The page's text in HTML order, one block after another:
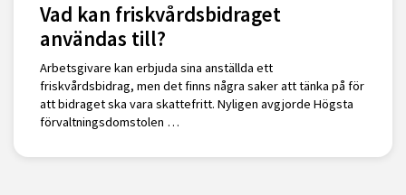
Vad kan friskvårdsbidraget
användas till?
Arbetsgivare kan erbjuda sina anställda ett
friskvårdsbidrag, men det finns några saker att tänka på för
att bidraget ska vara skattefritt. Nyligen avgjorde Högsta
förvaltningsdomstolen …